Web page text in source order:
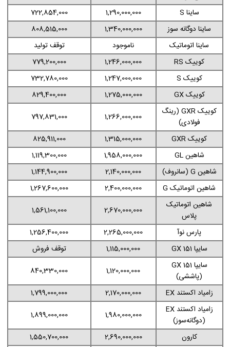
ساینا S
1,290,000,000
722,854,000
ساینا دوگانه سوز
1,340,000,000
808,515,000
ساینا اتوماتیک
ناموجود
توقف تولید
کوییک RS
1,246,000,000
779,200,000
کوییک S
1,247,000,000
732,780,000
کوییک GX
1,275,000,000
829,400,000
کوییک GXR (رینگ
فولادی)
1,266,000,000
797,831,000
کوییک GXR
1,315,000,000
825,911,000
شاهین GL
1,958,000,000
1,119,300,000
شاهین G (سانروف)
2,140,000,000
1,144,900,000
شاهین اتوماتیک G
2,400,000,000
1,267,600,000
شاهین اتوماتیک
پلاس
2,670,000,000
1,561,100,000
پارس نوآ
2,265,000,000
1,256,400,000
سایپا 151 GX
1,115,000,000
توقف فروش
سایپا 151 GX
(پاششی)
1,120,000,000
840,330,000
زامیاد اکستند EX
2,170,000,000
1,799,000,000
زامیاد اکستند EX
(دوگانه‌سوز)
1,980,000,000
1,899,000,000
کارون
2,690,000,000
1,550,700,000